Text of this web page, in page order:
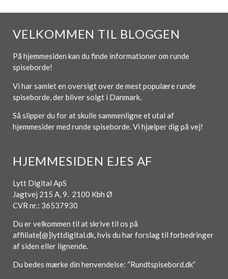
VELKOMMEN TIL BLOGGEN
På hjemmesiden kan du finde informationer om runde
spiseborde!
Vi har samlet en oversigt over de mest populære runde
spiseborde, der bliver solgt i Danmark.
Så slipper du for at skulle sammenligne et utal af
hjemmesider med runde spiseborde. Vi hjælper dig på vej!
HJEMMESIDEN EJES AF
Lytt Digital ApS
Jagtvej 215 A, 9. 2100 Kbh Ø
CVR nr.: 36537930
Du er velkommen til at skrive til os på
affiliate[@]lyttdigital.dk, hvis du har forslag til forbedringer
af siden eller lignende.
Du bedes mærke din henvendelse: “Rundtspisebord.dk”